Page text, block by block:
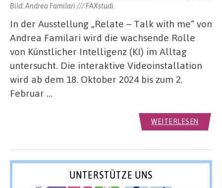
Bild: Andrea Familari /// FAXstudi
In der Ausstellung „Relate – Talk with me“ von
Andrea Familari wird die wachsende Rolle
von Künstlicher Intelligenz (KI) im Alltag
untersucht. Die interaktive Videoinstallation
wird ab dem 18. Oktober 2024 bis zum 2.
Februar …
WEITERLESEN
UNTERSTÜTZE UNS